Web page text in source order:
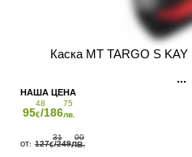
Каска MT TARGO S
95
48
€/186
75
лв.
127
31
€/249
00
ЛВ.